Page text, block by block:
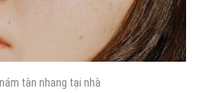
tàn nhang tại nhà